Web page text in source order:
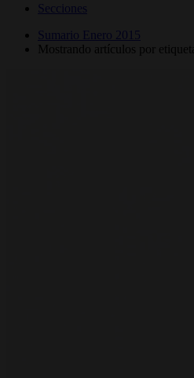
Secciones
Sumario Enero 2015
Mostrando artículos por